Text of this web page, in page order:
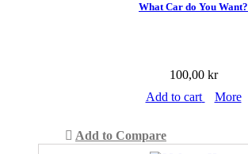
What Car do You Want?
100,00 kr
Add to cart
More
Add to Compare